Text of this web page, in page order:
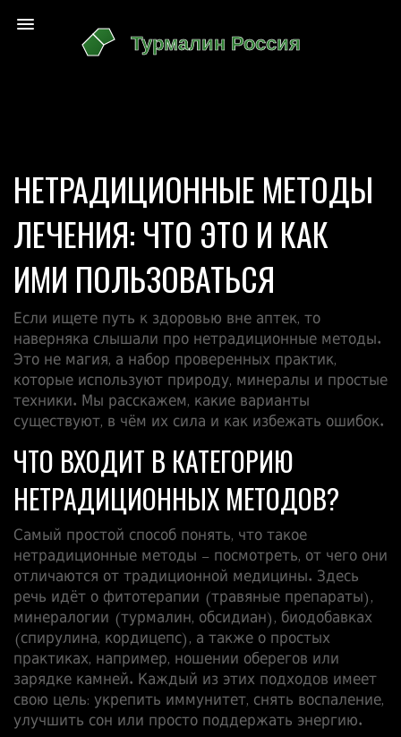
НЕТРАДИЦИОННЫЕ МЕТОДЫ
ЛЕЧЕНИЯ: ЧТО ЭТО И КАК
ИМИ ПОЛЬЗОВАТЬСЯ
Если ищете путь к здоровью вне аптек, то
наверняка слышали про нетрадиционные методы.
Это не магия, а набор проверенных практик,
которые используют природу, минералы и простые
техники. Мы расскажем, какие варианты
существуют, в чём их сила и как избежать ошибок.
ЧТО ВХОДИТ В КАТЕГОРИЮ
НЕТРАДИЦИОННЫХ МЕТОДОВ?
Самый простой способ понять, что такое
нетрадиционные методы – посмотреть, от чего они
отличаются от традиционной медицины. Здесь
речь идёт о фитотерапии (травяные препараты),
минералогии (турмалин, обсидиан), биодобавках
(спирулина, кордицепс), а также о простых
практиках, например, ношении оберегов или
зарядке камней. Каждый из этих подходов имеет
свою цель: укрепить иммунитет, снять воспаление,
улучшить сон или просто поддержать энергию.